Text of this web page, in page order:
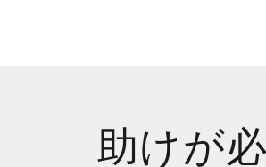
助けが